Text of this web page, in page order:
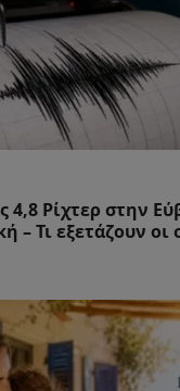
4,8 Ρίχτερ στην
– Τι εξετάζουν οι